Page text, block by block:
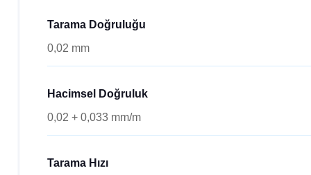
Tarama Doğruluğu
0,02 mm
Hacimsel Doğruluk
0,02 + 0,033 mm/m
Tarama Hızı